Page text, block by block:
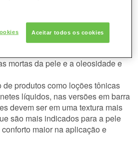
LANCÔME
pele oleosa deve contemplar a
utilizando produtos
de pele e que contenham ativos
de oleosidade.
mortas da pele e a oleosidade e
produtos como loções tônicas
líquidos, nas versões em barra
devem ser em uma textura mais
são mais indicados para a pele
maior na aplicação e
Aceitar todos os cookies